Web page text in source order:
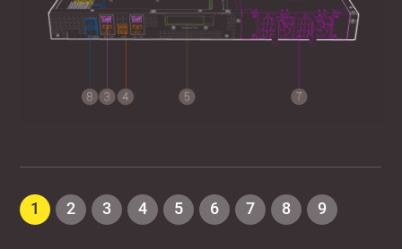
1 2 3 4 5 6 7 8 9